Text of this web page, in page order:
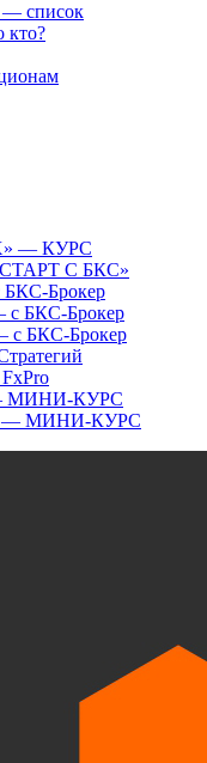
список
кто?
— КУРС
С БКС»
БКС-Брокер
с БКС-Брокер
с БКС-Брокер
— МИНИ-КУРС
— МИНИ-КУРС